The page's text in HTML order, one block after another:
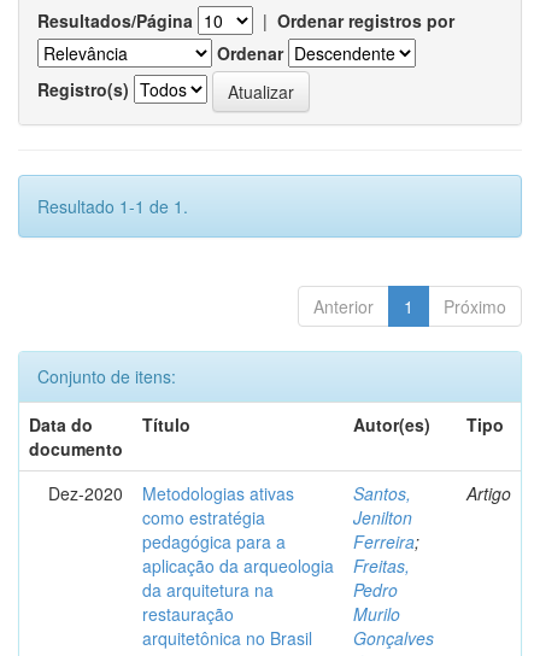
Resultados/Página | Ordenar registros por
Ordenar
Registro(s)
Resultado 1-1 de 1.
Anterior 1 Próximo
Conjunto de itens:
Data do
documento
Título Autor(es) Tipo
Dez-2020
Metodologias ativas
como estratégia
pedagógica para a
aplicação da arqueologia
da arquitetura na
restauração
arquitetônica no Brasil
Santos,
Jenilton
Ferreira;
Freitas,
Pedro
Murilo
Gonçalves
Artigo